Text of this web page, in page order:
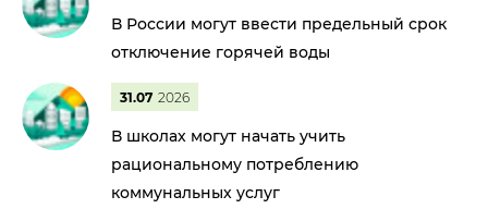
В России могут ввести предельный срок
отключение горячей воды
31.07 2026
В школах могут начать учить
рациональному потреблению
коммунальных услуг